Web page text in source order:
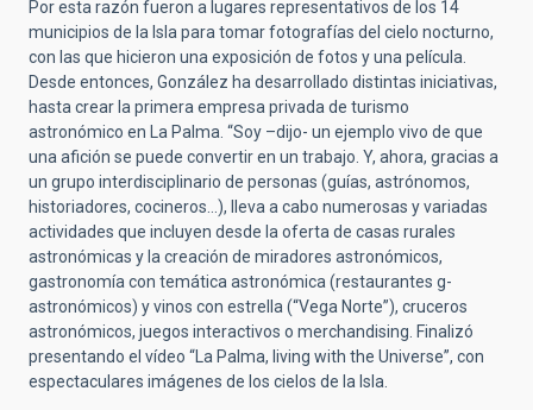
Por esta razón fueron a lugares representativos de los 14
municipios de la Isla para tomar fotografías del cielo nocturno,
con las que hicieron una exposición de fotos y una película.
Desde entonces, González ha desarrollado distintas iniciativas,
hasta crear la primera empresa privada de turismo
astronómico en La Palma. “Soy –dijo- un ejemplo vivo de que
una afición se puede convertir en un trabajo. Y, ahora, gracias a
un grupo interdisciplinario de personas (guías, astrónomos,
historiadores, cocineros...), lleva a cabo numerosas y variadas
actividades que incluyen desde la oferta de casas rurales
astronómicas y la creación de miradores astronómicos,
gastronomía con temática astronómica (restaurantes g-
astronómicos) y vinos con estrella (“Vega Norte”), cruceros
astronómicos, juegos interactivos o merchandising. Finalizó
presentando el vídeo “La Palma, living with the Universe”, con
espectaculares imágenes de los cielos de la Isla.